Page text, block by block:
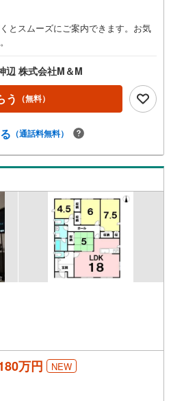
とスムーズにご案内できます。お気
辺 株式会社M＆M
う （無料）
（通話料無料）
万円 NEW